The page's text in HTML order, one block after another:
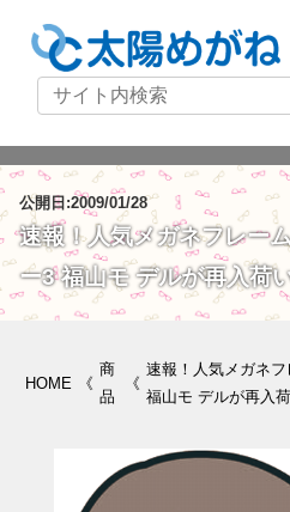
公開日:2009/01/28
速報！人気メガネフレー
ー3 福山モ デルが再入荷
HOME 《
商
品
《
速報！人気メガネ
福山モ デルが再入